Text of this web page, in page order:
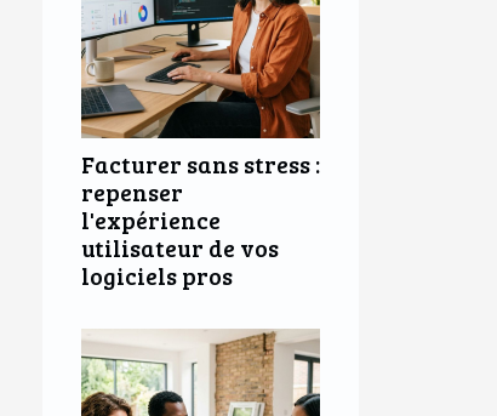
Facturer sans stress :
repenser
l'expérience
utilisateur de vos
logiciels pros